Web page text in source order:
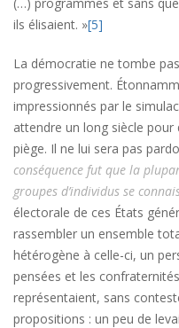
ils élisaient. »[5]
La démocratie ne tombe pas
progressivement.
impressionnés par le
attendre un long siècle pour
piège. Il ne lui sera pas
conséquence fut que la
groupes d’individus se
électorale de ces États
rassembler un ensemble
hétérogène à celle-ci, un
pensées et les
représentaient, sans
propositions : un peu de